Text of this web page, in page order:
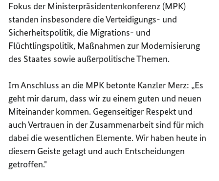
Fokus der Ministerpräsidentenkonferenz (MPK)
standen insbesondere die Verteidigungs- und
Sicherheitspolitik, die Migrations- und
Flüchtlingspolitik, Maßnahmen zur Modernisierung
des Staates sowie außerpolitische Themen.
Im Anschluss an die MPK betonte Kanzler Merz: „Es
geht mir darum, dass wir zu einem guten und neuen
Miteinander kommen. Gegenseitiger Respekt und
auch Vertrauen in der Zusammenarbeit sind für mich
dabei die wesentlichen Elemente. Wir haben heute in
diesem Geiste getagt und auch Entscheidungen
getroffen."